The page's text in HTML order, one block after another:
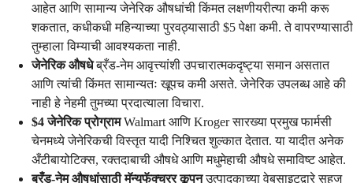
आहेत आणि सामान्य जेनेरिक औषधांची किंमत लक्षणीयरीत्या कमी करू
शकतात, कधीकधी महिन्याच्या पुरवठ्यासाठी $5 पेक्षा कमी. ते वापरण्यासाठी
तुम्हाला विम्याची आवश्यकता नाही.
जेनेरिक औषधेब्रँड-नेम आवृत्त्यांशी उपचारात्मकदृष्ट्या समान असतात
आणि त्यांची किंमत सामान्यतः खूपच कमी असते. जेनेरिक उपलब्ध आहे की
नाही हे नेहमी तुमच्या प्रदात्याला विचारा.
$4 जेनेरिक प्रोग्रामWalmart आणि Kroger सारख्या प्रमुख फार्मसी
चेनमध्ये जेनेरिकची विस्तृत यादी निश्चित शुल्कात देतात. या यादीत अनेक
अँटीबायोटिक्स, रक्तदाबाची औषधे आणि मधुमेहाची औषधे समाविष्ट आहेत.
ब्रँड-नेम औषधांसाठी मॅन्युफॅक्चरर कूपनउत्पादकाच्या वेबसाइटद्वारे सहज